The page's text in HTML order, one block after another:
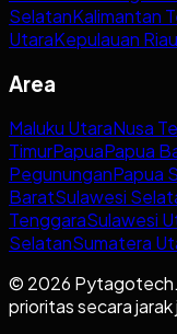
SelatanKalimantan
UtaraKepulauan Riau
Area
Maluku UtaraNusa
TimurPapuaPapua
PegununganPapua
BaratSulawesi
TenggaraSulawesi
SelatanSumatera
© 2026 Pytagotech.
prioritas secara jarak